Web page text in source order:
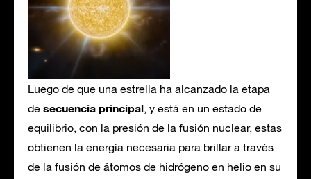
Luego de que una estrella ha alcanzado la etapa
de secuencia principal, y está en un estado de
equilibrio, con la presión de la fusión nuclear, estas
obtienen la energía necesaria para brillar a través
de la fusión de átomos de hidrógeno en helio en su